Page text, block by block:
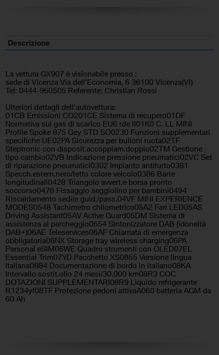
ESP
Sensore di pioggia
Sensori di parcheggio
Servosterzo Sistema di navigazione
Specchietti laterali elettrici
Telecamera per parcheggio
assistito
Volante in pelle Volante multifunzione
Descrizione
La vettura GX907 è visionabile presso :
sede di Vicenza Via dell'Economia, 6 36100 Vicenza(VI)
Tel: 0444-960505 Referente: Christian Rossi
Ulteriori dettagli dell'autovettura:
01CB Emissioni CO201CE Sistema di recupero01DF
Normativa sui gas di scarico EU6 rde II01K0 C. LL MINI
Profile Spoke 875 Gey STD SO0230 Funzioni supplementari
specifiche UE02PA Sicurezza per bulloni ruota02TF
Steptronic con disposit.accoppiam.doppio02TM Gestione
tipo cambio02VB Indicazione pressione pneumatici02VC Set
di riparazione pneumatici0302 Impianto antifurto0381
Specch.estern.nero/tetto colore veicolo0386 Barre
longitudinali0428 Triangolo avvert.e borsa pronto
soccorso0478 Fissaggio seggiolino per bambini0494
Riscaldamento sedile guid./pass.04VF MINI EXPERIENCE
MODES0548 Tachimetro chilometrico05A2 Fari LED05AS
Driving Assistant05AV Active Guard05DM Sistema di
assistenza al parcheggio0654 Sintonizzatore DAB (idoneità
DAB+)06AE Teleservices06AF Chiamata di emergenza
obbligatoria06NX Storage tray wireless charging06PA
Personal eSIM06WE Quadro strumenti con OLED07EL
Essential Trim07YD Pacchetto XS0855 Versione lingua
italiana0884 Documentazione di bordo in italiano08KA
Intervallo sostit.olio 24 mesi/30.000 km08R3 COC
DOTAZIONI SUPPLEMENTARI08R9 Liquido refrigerante
R1234yf08TF Protezione pedoni attivaA060 batteria AGM da
60 Ah